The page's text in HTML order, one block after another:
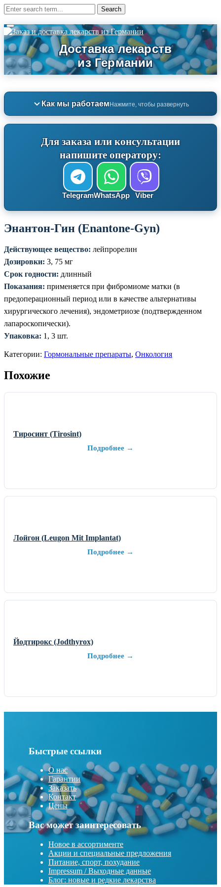
Как мы работаемНажмите, чтобы развернуть
Для заказа или консультации
напишите оператору:
TelegramWhatsApp Viber
Энантон-Гин (Enantone-Gyn)
Действующее вещество: лейпрорелин
Дозировки: 3, 75 мг
Срок годности: длинный
Показания: применяется при фибромиоме матки (в
предоперационный период или в качестве альтернативы
хирургического лечения), эндометриозе (подтвержденном
лапароскопически).
Упаковка: 1, 3 шт.
Категории: Гормональные препараты, Онкология
Похожие
Тиросинт (Tirosint)
Подробнее →
Лойгон (Leugon Mit Implantat)
Подробнее →
Йодтирокс (Jodthyrox)
Подробнее →
Быстрые ссылки
О нас
Гарантии
Заказать
Контакт
Цены
Вас может заинтересовать
Новое в ассортименте
Акции и специальные предложения
Питание, спорт, похудание
Impressum / Выходные данные
Блог: новые и редкие лекарства